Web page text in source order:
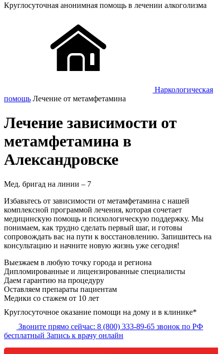
Круглосуточная анонимная помощь в лечении алкоголизма
Наркологическая
помощь Лечение от метамфетамина
Лечение зависимости от
метамфетамина в
Александровске
Мед. бригад на линии – 7
Избавьтесь от зависимости от метамфетамина с нашей
комплексной программой лечения, которая сочетает
медицинскую помощь и психологическую поддержку. Мы
понимаем, как трудно сделать первый шаг, и готовы
сопровождать вас на пути к восстановлению. Запишитесь на
консультацию и начните новую жизнь уже сегодня!
Выезжаем в любую точку города и региона
Дипломированные и лицензированные специалисты
Даем гарантию на процедуру
Оставляем препараты пациентам
Медики со стажем от 10 лет
Круглосуточное оказание помощи на дому и в клинике*
Звоните прямо сейчас: 8 (800) 333-89-65 звонок по РФ
бесплатный Запись к врачу онлайн